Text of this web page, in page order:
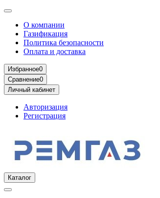
О компании
Газификация
Политика безопасности
Оплата и доставка
Избранное0
Сравнение0
Личный кабинет
Авторизация
Регистрация
Каталог